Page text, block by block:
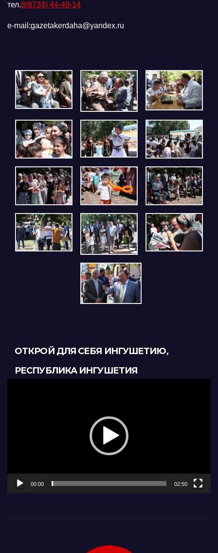
тел.8(8734) 44-49-14
e-mail:gazetakerdaha@yandex.ru
ОТКРОЙ ДЛЯ СЕБЯ ИНГУШЕТИЮ,
РЕСПУБЛИКА ИНГУШЕТИЯ
00:00 02:50